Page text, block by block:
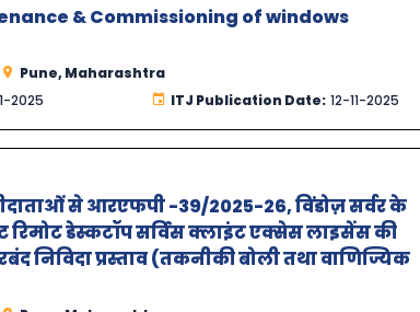
& Commissioning of windows
Pune, Maharashtra
2025 ITJ Publication Date: 12-11-2025
से आरएफपी -39/2025-26, विंडोज़ सर्वर के
डेस्कटॉप सर्विस क्लाइंट एक्सेस लाइसेंस की
निविदा प्रस्‍ताव (तकनीकी बोली तथा वाणिज्यिक